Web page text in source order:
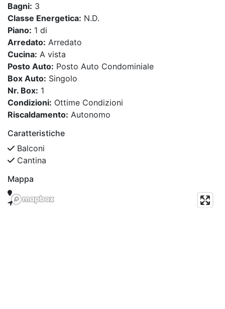
Bagni: 3
Classe Energetica: N.D.
Piano: 1 di
Arredato: Arredato
Cucina: A vista
Posto Auto: Posto Auto Condominiale
Box Auto: Singolo
Nr. Box: 1
Condizioni: Ottime Condizioni
Riscaldamento: Autonomo
Caratteristiche
Balconi
Cantina
Mappa